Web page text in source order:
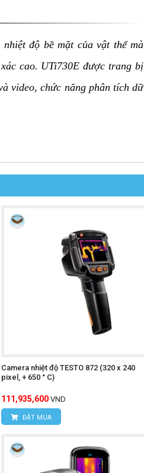
độ bề mặt của vật thể mà
cao. UTi730E được trang bị
video, chức năng phân tích dữ
sát và phân tích dữ liệu.
thể.
nhau.
Camera nhiệt độ TESTO 872 (320 x 240
pixel, + 650 ° C)
111,935,600 VND
ĐẶT MUA